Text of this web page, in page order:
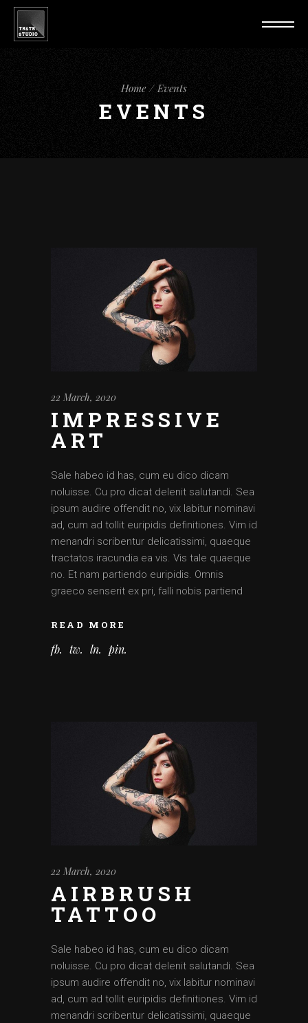
Home Events
EVENTS
22 March, 2020
IMPRESSIVE
ART
Sale habeo id has, cum eu dico dicam
noluisse. Cu pro dicat delenit salutandi. Sea
ipsum audire offendit no, vix labitur nominavi
ad, cum ad tollit euripidis definitiones. Vim id
menandri scribentur delicatissimi, quaeque
tractatos iracundia ea vis. Vis tale quaeque
no. Et nam partiendo euripidis. Omnis
graeco senserit ex pri, falli nobis partiend
READ MORE
fb tw ln pin
22 March, 2020
AIRBRUSH
TATTOO
Sale habeo id has, cum eu dico dicam
noluisse. Cu pro dicat delenit salutandi. Sea
ipsum audire offendit no, vix labitur nominavi
ad, cum ad tollit euripidis definitiones. Vim id
menandri scribentur delicatissimi, quaeque